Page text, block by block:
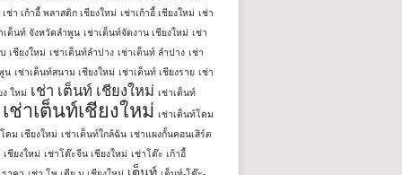
เช่า เก้าอี้ พลาสติก เชียงใหม่ เช่าเก้าอี้ เชียงใหม่ เช่า
เต็นท์ จังหวัดลำพูน เช่าเต็นท์จัดงาน เชียงใหม่ เช่า
เชียงใหม่ เช่าเต็นท์ลำปาง เช่าเต็นท์ ลําปาง เช่า
น เช่าเต็นท์สนาม เชียงใหม่ เช่าเต็นท์ เชียงราย เช่า
ง ใหม่ เช่า เต็นท์ เชียงใหม่ เช่าเต็นท์
เช่าเต็นท์เชียงใหม่ เช่าเต็นท์โดม
ดม เชียงใหม่ เช่าเต็นท์ใกล้ฉัน เช่าแผงกั้นคอนเสิร์ต
เชียงใหม่ เช่าโต๊ะจีน เชียงใหม่ เช่าโต๊ะ เก้าอี้